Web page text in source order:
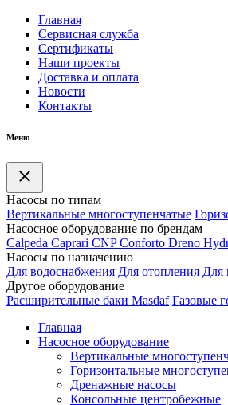
Главная
Сервисная служба
Сертификаты
Наши проекты
Доставка и оплата
Новости
Контакты
Меню
Насосы по типам
Вертикальные многоступенчатые
Насосное оборудование по брендам
Calpeda Caprari CNP Conforto Dreno
Насосы по назначению
Для водоснабжения Для отопления Для
Другое оборудование
Расширительные баки Masdaf Газовые
Главная
Насосное оборудование
Вертикальные
Горизонтальные
Дренажные насосы
Консольные центробежные